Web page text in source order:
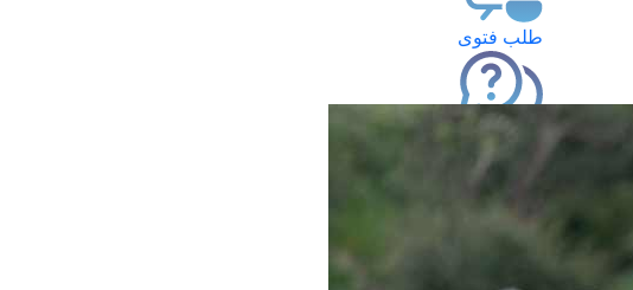
طلب فتوى
استعلام عن فتوى
حجز موعد